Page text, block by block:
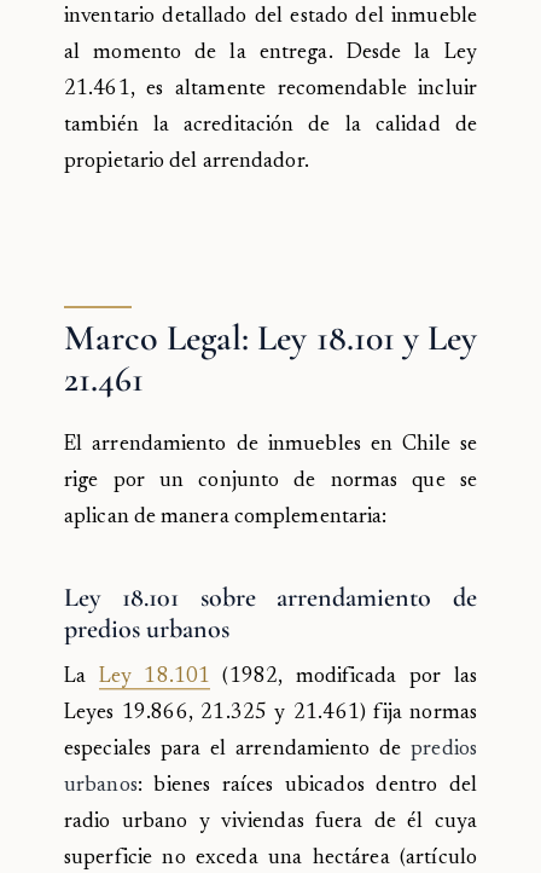
inventario detallado del estado del inmueble
al momento de la entrega. Desde la Ley
21.461, es altamente recomendable incluir
también la acreditación de la calidad de
propietario del arrendador.
Marco Legal: Ley 18.101 y Ley
21.461
El arrendamiento de inmuebles en Chile se
rige por un conjunto de normas que se
aplican de manera complementaria:
Ley 18.101 sobre arrendamiento de
predios urbanos
La Ley 18.101 (1982, modificada por las
Leyes 19.866, 21.325 y 21.461) fija normas
especiales para el arrendamiento depredios
urbanos: bienes raíces ubicados dentro del
radio urbano y viviendas fuera de él cuya
superficie no exceda una hectárea (artículo